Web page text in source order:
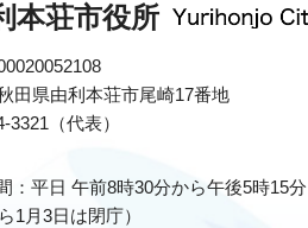
本荘市役所
田県由利本荘市尾崎17番地
3321（代表）
：平日 午前8時30分から午後5時15分
1月3日は閉庁）